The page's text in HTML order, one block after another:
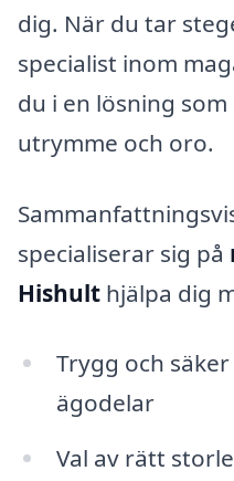
dig. När du tar
specialist inom
du i en lösning
utrymme och oro.
specialiserar sig på
Hishult hjälpa dig
Trygg och
ägodelar
Val av rätt